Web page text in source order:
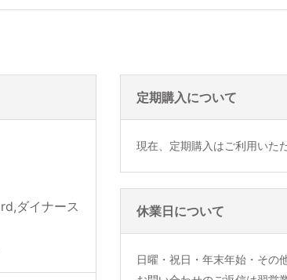
定期購入について
現在、定期購入はご利用いた
休業日について
日曜・祝日・年末年始・その